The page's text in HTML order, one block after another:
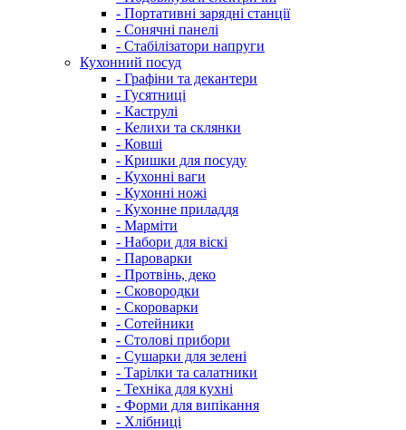
- Портативні зарядні станції
- Сонячні панелі
- Стабілізатори напруги
Кухонний посуд
- Графіни та декантери
- Гусятниці
- Каструлі
- Келихи та склянки
- Ковші
- Кришки для посуду
- Кухонні ваги
- Кухонні ножі
- Кухонне приладдя
- Марміти
- Набори для віскі
- Пароварки
- Протвінь, деко
- Сковородки
- Скороварки
- Сотейники
- Столові прибори
- Сушарки для зелені
- Тарілки та салатники
- Техніка для кухні
- Форми для випікання
- Хлібниці